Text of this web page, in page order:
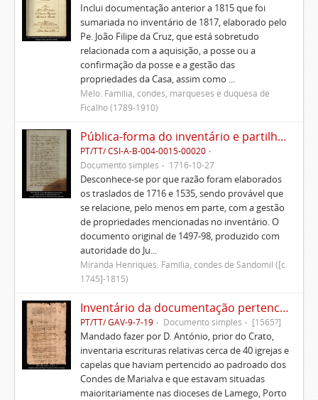
Inclui documentação anterior a 1815 que foi
sumariada no inventário de 1817, elaborado pelo
Pe. João Filipe da Cruz, que está sobretudo
relacionada com a aquisição, a posse ou a
confirmação da posse e a gestão das
propriedades da Casa, assim como ...
Melo. Família, condes, marqueses e duquesa de
Ficalho (1789-1910)
Pública-forma do inventário e partilhas dos bens de Vasco Queimado
PT/TT/ CSI-A-B-004-0015-00020
Documento simples
1716-10-27
Desconhece-se por que razão foram elaborados
os traslados de 1716 e 1535, sendo provável que
se relacione, pelo menos em parte, com a gestão
de propriedades mencionadas no inventário. O
documento original de 1497-98, produzido com
autoridade do Ju...
Miranda Henriques. Família, condes de Sandomil ([c.
1745]-1815)
Inventário da documentação pertencente às igrejas que eram do padroado dos condes de Marialva
PT/TT/ GAV-9-7-19 Documento simples [1565?]
Mandado fazer por D. António, prior do Crato,
inventaria escrituras relativas cerca de 40 igrejas e
capelas que haviam pertencido ao padroado dos
Condes de Marialva e que estavam situadas
maioritariamente nas dioceses de Lamego, Porto